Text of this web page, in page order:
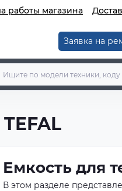
работы магазина
Заявка на
Емкость для
В этом разделе